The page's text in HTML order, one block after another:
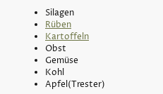
Silagen
Rüben
Kartoffeln
Obst
Gemüse
Kohl
Apfel(Trester)